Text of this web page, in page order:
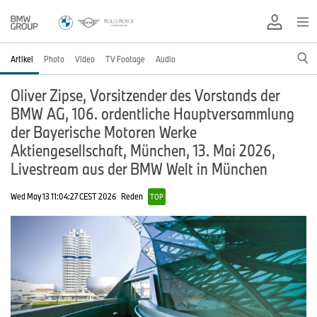
Artikel Photo Video TV Footage Audio
Oliver Zipse, Vorsitzender des Vorstands der
BMW AG, 106. ordentliche Hauptversammlung
der Bayerische Motoren Werke
Aktiengesellschaft, München, 13. Mai 2026,
Livestream aus der BMW Welt in München
Wed May 13 11:04:27 CEST 2026 Reden TOP